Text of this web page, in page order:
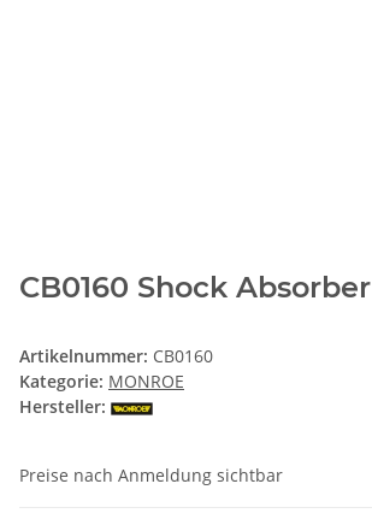
CB0160 Shock Absorber
Artikelnummer: CB0160
Kategorie: MONROE
Hersteller:
Preise nach Anmeldung sichtbar